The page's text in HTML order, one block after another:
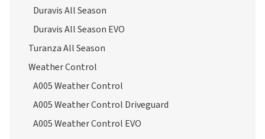
Duravis All Season
Duravis All Season EVO
Turanza All Season
Weather Control
A005 Weather Control
A005 Weather Control Driveguard
A005 Weather Control EVO